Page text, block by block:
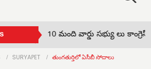
పాటు 10 మంది వార్డు సభ్యు లు
SURYAPET తుంగతుర్తిలో ఏసీబీ సోదాలు